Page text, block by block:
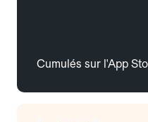
Cumulés sur l'App